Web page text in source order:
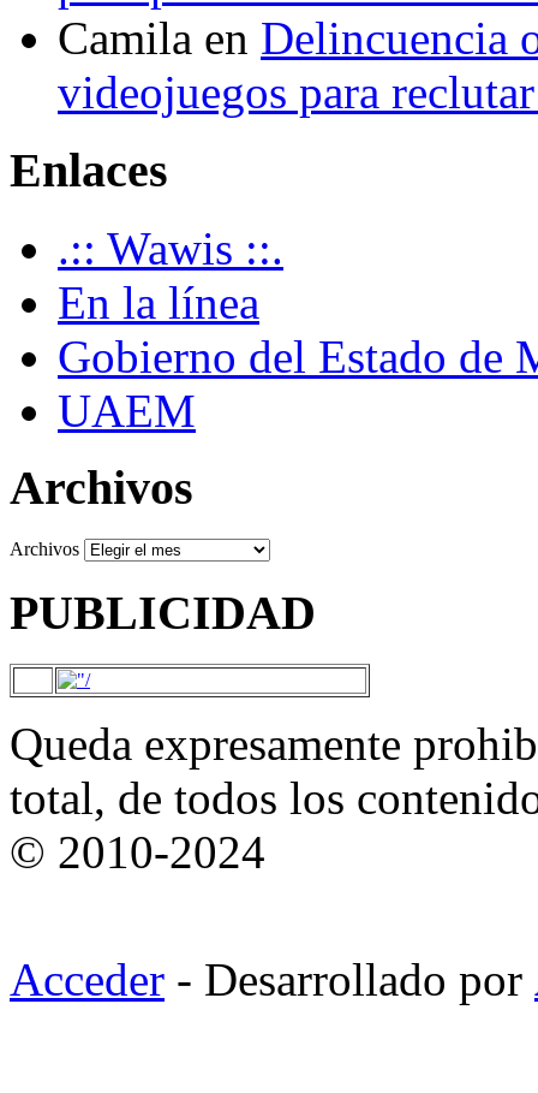
Camila en Delincuencia
videojuegos para
Enlaces
.:: Wawis ::.
En la línea
Gobierno del Estado de
UAEM
Archivos
Archivos
PUBLICIDAD
Queda expresamente
total, de todos los
© 2010-2024
Acceder - Desarrollado por